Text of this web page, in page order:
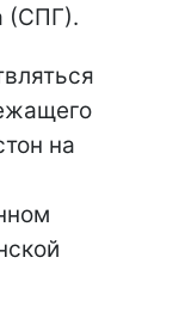
(СПГ).
на